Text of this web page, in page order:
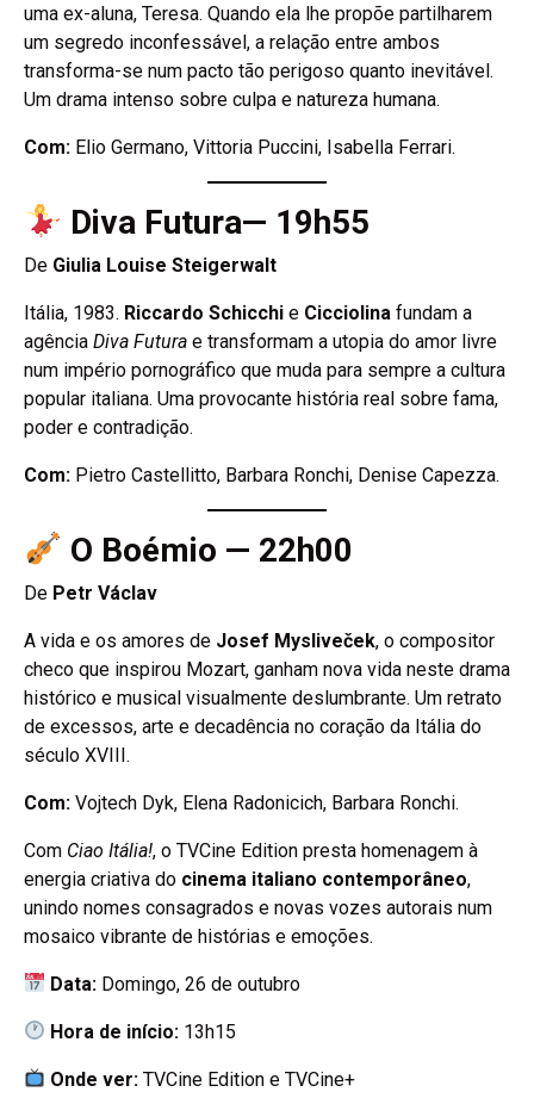
uma ex-aluna, Teresa. Quando ela lhe propõe partilharem
um segredo inconfessável, a relação entre ambos
transforma-se num pacto tão perigoso quanto inevitável.
Um drama intenso sobre culpa e natureza humana.
Com: Elio Germano, Vittoria Puccini, Isabella Ferrari.
Diva Futura— 19h55
De Giulia Louise Steigerwalt
Itália, 1983. Riccardo Schicchi e Cicciolina fundam a
agência Diva Futura e transformam a utopia do amor livre
num império pornográfico que muda para sempre a cultura
popular italiana. Uma provocante história real sobre fama,
poder e contradição.
Com: Pietro Castellitto, Barbara Ronchi, Denise Capezza.
O Boémio — 22h00
De Petr Václav
A vida e os amores de Josef Mysliveček, o compositor
checo que inspirou Mozart, ganham nova vida neste drama
histórico e musical visualmente deslumbrante. Um retrato
de excessos, arte e decadência no coração da Itália do
século XVIII.
Com: Vojtech Dyk, Elena Radonicich, Barbara Ronchi.
Com Ciao Itália!, o TVCine Edition presta homenagem à
energia criativa do cinema italiano contemporâneo,
unindo nomes consagrados e novas vozes autorais num
mosaico vibrante de histórias e emoções.
Data: Domingo, 26 de outubro
Hora de início: 13h15
Onde ver: TVCine Edition e TVCine+